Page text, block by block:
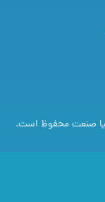
صنعت محفوظ است.